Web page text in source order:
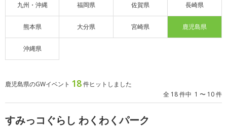
九州・沖縄 福岡県 佐賀県 長崎県
熊本県 大分県 宮崎県 鹿児島県
沖縄県
鹿児島県のGWイベント 18件ヒットしました
全 18 件中 1 〜 10 件
すみっコぐらし わくわくパーク